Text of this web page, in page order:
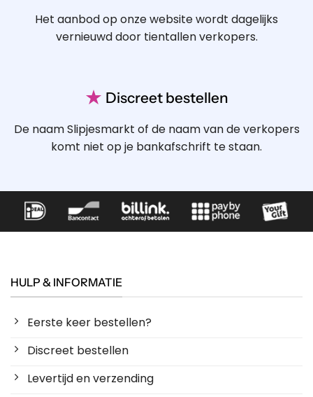
Het aanbod op onze website wordt dagelijks
vernieuwd door tientallen verkopers.
★ Discreet bestellen
De naam Slipjesmarkt of de naam van de verkopers
komt niet op je bankafschrift te staan.
HULP & INFORMATIE
Eerste keer bestellen?
Discreet bestellen
Levertijd en verzending